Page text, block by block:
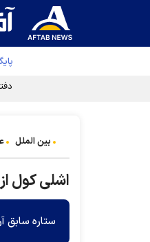
بین الملل
اشلی کول
ستاره سابق